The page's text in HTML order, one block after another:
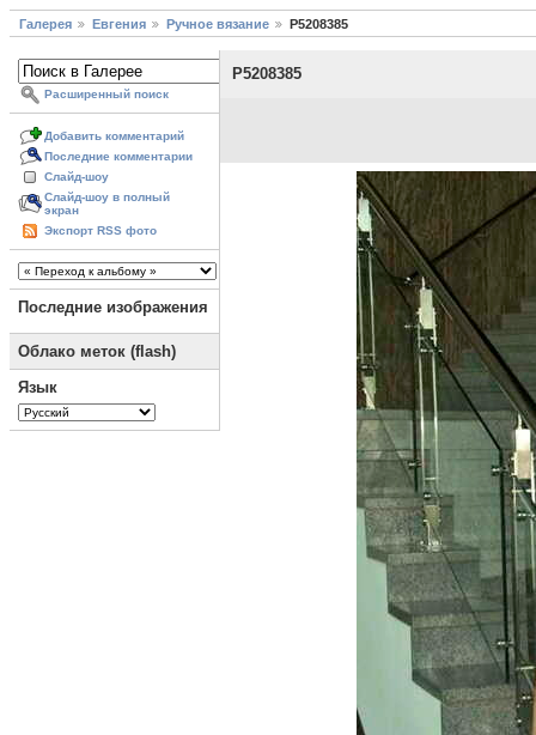
Галерея Евгения Ручное вязание P5208385
Расширенный поиск
Добавить комментарий
Последние комментарии
Слайд-шоу
Слайд-шоу в полный
экран
Экспорт RSS фото
Последние изображения
Облако меток (flash)
Язык
P5208385